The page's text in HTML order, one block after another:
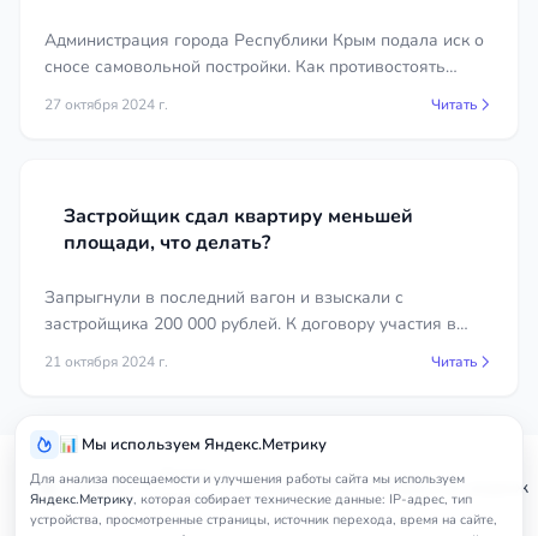
📊 Мы используем Яндекс.Метрику
Для анализа посещаемости и улучшения работы сайта мы используем
Яндекс.Метрику, которая собирает технические данные: IP-адрес, тип
устройства, просмотренные страницы, источник перехода, время на сайте,
Администрация города Республики Крым подала иск о
сносе самовольной постройки. Как противостоять
незаконному сносу собственного жилья. Актуальная
судебная практика.
27 октября 2024 г. Читать
Застройщик сдал квартиру меньшей
площади, что делать?
Запрыгнули в последний вагон и взыскали с
застройщика 200 000 рублей. К договору участия в
долевом строительстве с 1 сентября 2024 года не
применяется Закон РФ «О защите прав потребителей»
21 октября 2024 г. Читать
Главная
Услуги
юриста
Бахчисарай Юрист по